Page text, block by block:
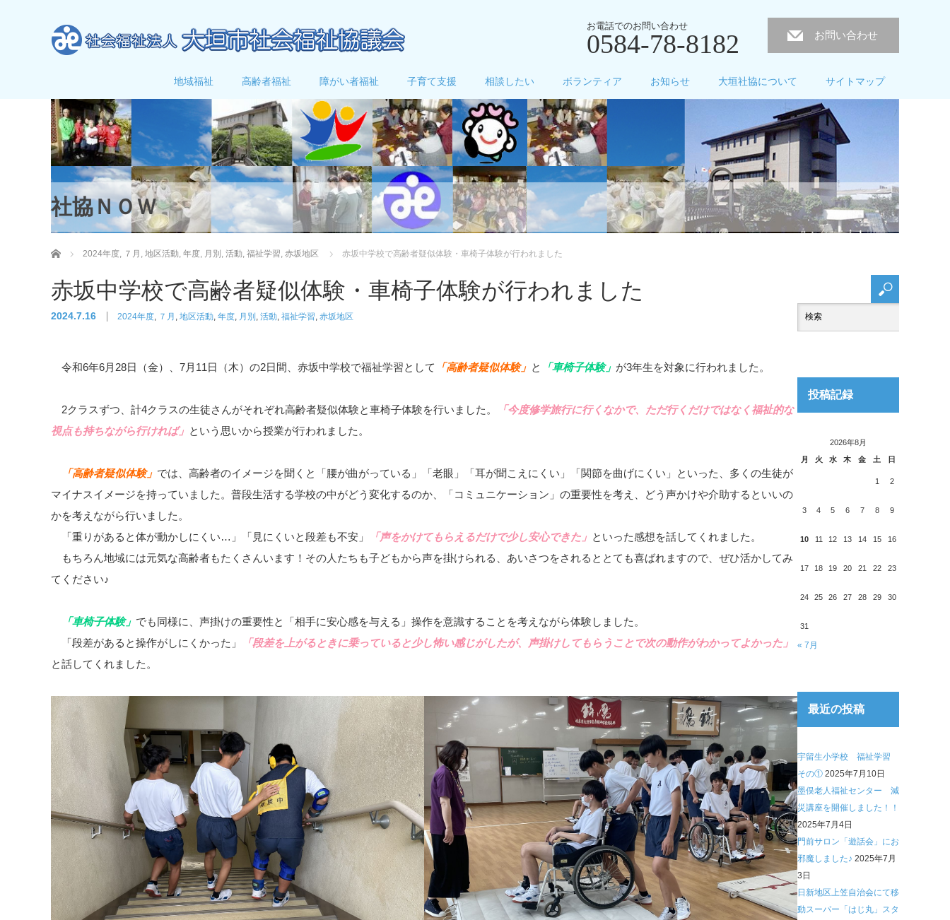
お電話でのお問い合わせ
0584-78-8182 お問い合わせ
地域福祉 高齢者福祉 障がい者福祉 子育て支援 相談したい ボランティア お知らせ 大垣社協について サイトマップ
社協ＮＯＷ
ホーム 2024年度 ７月 地区活動 年度 月別 活動 福祉学習 赤坂地区 赤坂中学校で高齢者疑似体験・車椅子体験が行われました
赤坂中学校で高齢者疑似体験・車椅子体験が行われました
2024.7.16 2024年度 ７月 地区活動 年度 月別 活動 福祉学習 赤坂地区
令和6年6月28日（金）、7月11日（木）の2日間、赤坂中学校で福祉学習として 「高齢者疑似体験」 と 「車椅子体験」 が3年生を対象に行われました。
2クラスずつ、計4クラスの生徒さんがそれぞれ高齢者疑似体験と車椅子体験を行いました。
「今度修学旅行に行くなかで、ただ行くだけではなく福祉的な
視点も持ちながら行ければ」 という思いから授業が行われました。
「高齢者疑似体験」 では、高齢者のイメージを聞くと「腰が曲がっている」「老眼」「耳が聞こえにくい」「関節を曲げにくい」といった、多くの生徒が
マイナスイメージを持っていました。普段生活する学校の中がどう変化するのか、「コミュニケーション」の重要性を考え、どう声かけや介助するといいの
かを考えながら行いました。
「重りがあると体が動かしにくい…」「見にくいと段差も不安」
「声をかけてもらえるだけで少し安心できた」 といった感想を話してくれました。
もちろん地域には元気な高齢者もたくさんいます！その人たちも子どもから声を掛けられる、あいさつをされるととても喜ばれますので、ぜひ活かしてみ
てください♪
「車椅子体験」 でも同様に、声掛けの重要性と「相手に安心感を与える」操作を意識することを考えながら体験しました。
「段差があると操作がしにくかった」
「段差を上がるときに乗っていると少し怖い感じがしたが、声掛けしてもらうことで次の動作がわかってよかった」
と話してくれました。
投稿記録
2026年8月
月
火 水 木 金 土 日
1 2
3 4 5 6 7 8 9
10 11 12 13 14 15 16
17 18 19 20 21 22 23
24 25 26 27 28 29 30
31
« 7月
最近の投稿
宇留生小学校 福祉学習
その① 2025年7月10日
墨俣老人福祉センター 減
災講座を開催しました！！
2025年7月4日
門前サロン「遊話会」にお
邪魔しました♪ 2025年7月
3日
日新地区上笠自治会にて移
動スーパー「はじ丸」スタ